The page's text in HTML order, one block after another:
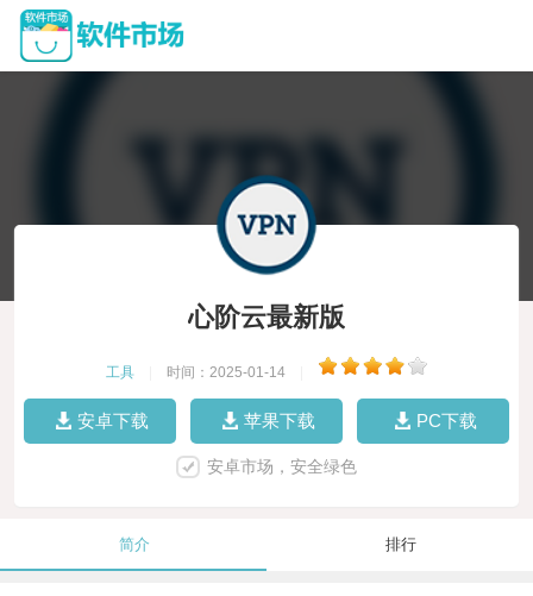
心阶云最新版
工具 时间：2025-01-14
安卓下载 苹果下载 PC下载
安卓市场，安全绿色
简介 排行